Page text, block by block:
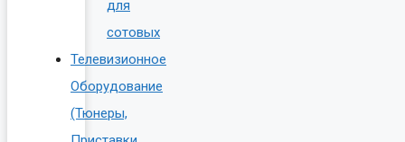
для
сотовых
Телевизионное
Оборудование
(Тюнеры,